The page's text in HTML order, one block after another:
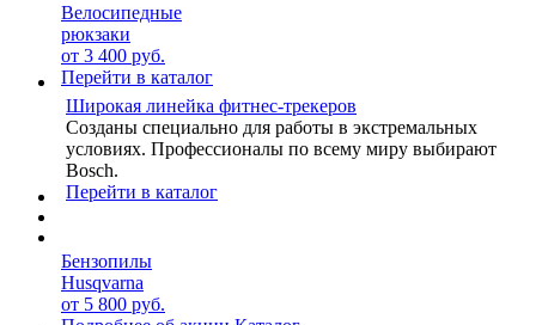
Велосипедные
рюкзаки
от 3 400 руб.
Перейти в каталог
Широкая линейка фитнес-трекеров
Созданы специально для работы в экстремальных
условиях. Профессионалы по всему миру выбирают
Bosch.
Перейти в каталог
Бензопилы
Husqvarna
от 5 800 руб.